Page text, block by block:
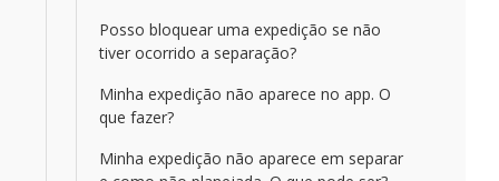
Posso bloquear uma expedição se não
tiver ocorrido a separação?
Minha expedição não aparece no app. O
que fazer?
Minha expedição não aparece em separar